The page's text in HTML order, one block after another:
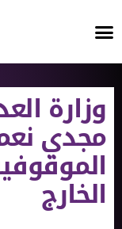
وزارة
مجدي
الخارج